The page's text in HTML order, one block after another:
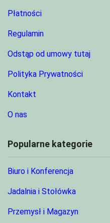
Płatności
Regulamin
Odstąp od umowy tutaj
Polityka Prywatności
Kontakt
O nas
Popularne kategorie
Biuro i Konferencja
Jadalnia i Stołówka
Przemysł i Magazyn